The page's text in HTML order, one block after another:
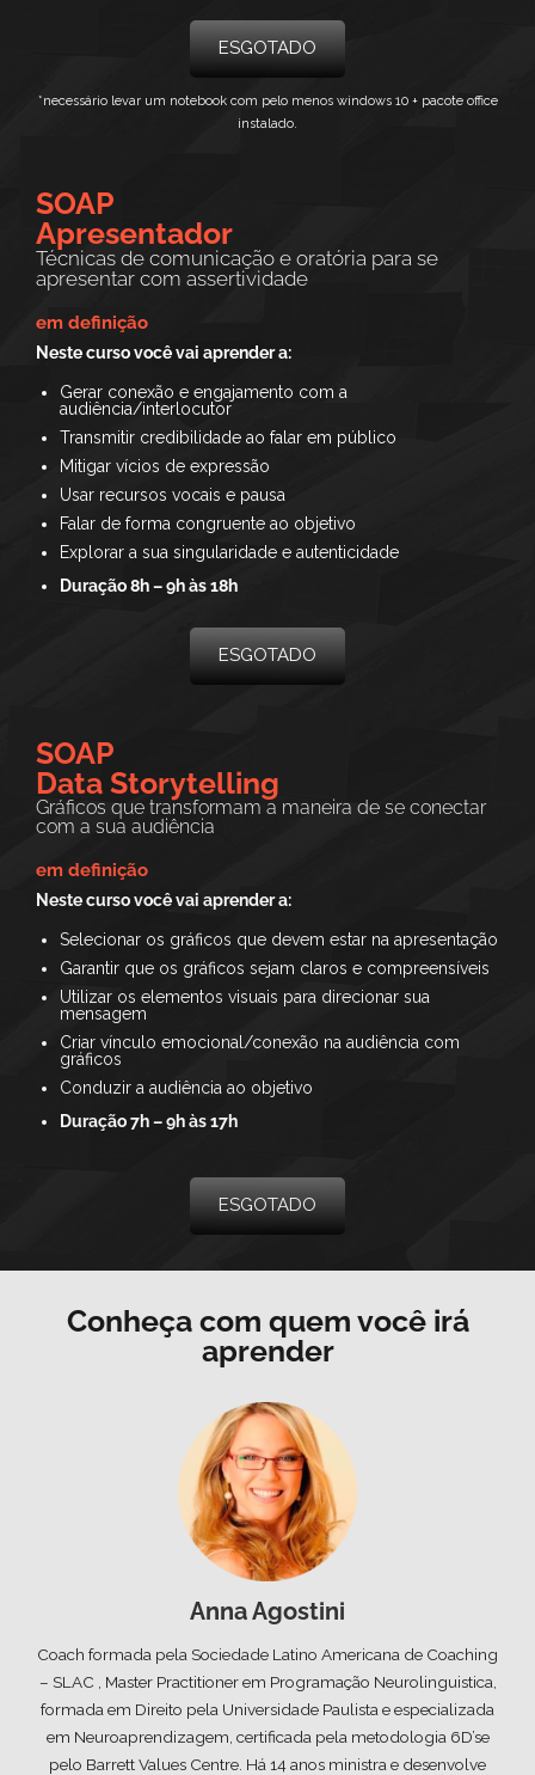
ESGOTADO
*necessáriolevar um notebook com pelo menos windows 10 + pacote office
instalado.
SOAP
Apresentador
Técnicas de comunicação e oratória para se
apresentar com assertividade
em definição
Neste curso você vai aprender a:
Gerar conexão e engajamento com a
audiência/interlocutor
Transmitir credibilidade ao falar em público
Mitigar vícios de expressão
Usar recursos vocais e pausa
Falar de forma congruente ao objetivo
Explorar a sua singularidade e autenticidade
Duração 8h – 9h às 18h
ESGOTADO
SOAP
Data Storytelling
Gráficos que transformam a maneira de se conectar
com a sua audiência
em definição
Neste curso você vai aprender a:
Selecionar os gráficos que devem estar na apresentação
Garantir que os gráficos sejam claros e compreensíveis
Utilizar os elementos visuais para direcionar sua
mensagem
Criar vínculo emocional/conexão na audiência com
gráficos
Conduzir a audiência ao objetivo
Duração 7h – 9h às 17h
ESGOTADO
Conheça com quem você irá
aprender
Anna Agostini
Coach formada pela Sociedade Latino Americana de Coaching
– SLAC , Master Practitioner em Programação Neurolinguistica,
formada em Direito pela Universidade Paulista e especializada
em Neuroaprendizagem, certificada pela metodologia 6D’se
pelo Barrett Values Centre. Há 14 anos ministra e desenvolve